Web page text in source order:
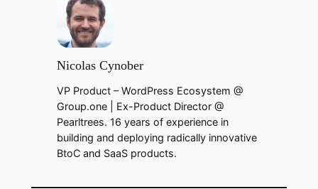
Nicolas Cynober
VP Product – WordPress Ecosystem @
Group.one | Ex-Product Director @
Pearltrees. 16 years of experience in
building and deploying radically innovative
BtoC and SaaS products.